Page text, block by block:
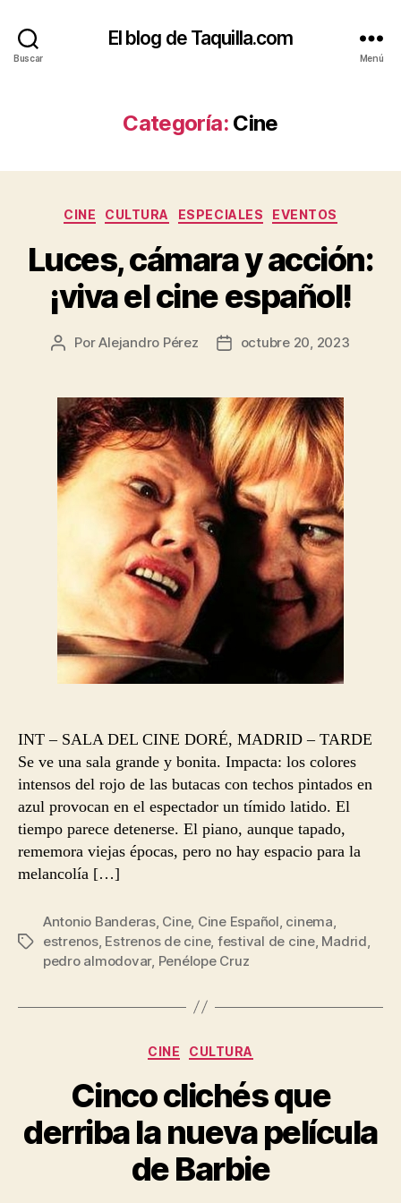
Buscar
El blog de Taquilla.com
Menú
Categoría: Cine
Categorías
CINE CULTURA ESPECIALES EVENTOS
Luces, cámara y acción:
¡viva el cine español!
Autor
entrada
PorAlejandro Pérez
Fecha
entrada
octubre 20, 2023
INT – SALA DEL CINE DORÉ, MADRID – TARDE
Se ve una sala grande y bonita. Impacta: los colores
intensos del rojo de las butacas con techos pintados en
azul provocan en el espectador un tímido latido. El
tiempo parece detenerse. El piano, aunque tapado,
rememora viejas épocas, pero no hay espacio para la
melancolía […]
Etiquetas
Antonio Banderas, Cine, Cine Español cinema
estrenos, Estrenos de cine, festival de cine, Madrid
pedro almodovar, Penélope Cruz
Categorías
CINE CULTURA
Cinco clichés que
derriba la nueva película
de Barbie